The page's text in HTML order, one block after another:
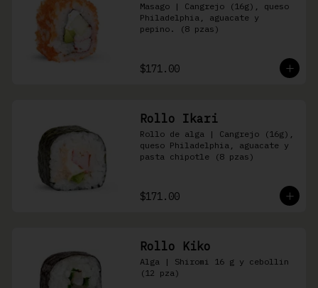
Masago | Cangrejo (16g), queso
Philadelphia, aguacate y
pepino. (8 pzas)
$171.00
Rollo Ikari
Rollo de alga | Cangrejo (16g),
queso Philadelphia, aguacate y
pasta chipotle (8 pzas)
$171.00
Rollo Kiko
Alga | Shiromi 16 g y cebollin
(12 pza)